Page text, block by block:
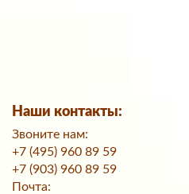
Наши контакты:
Звоните нам:
+7 (495) 960 89 59
+7 (903) 960 89 59
Почта: